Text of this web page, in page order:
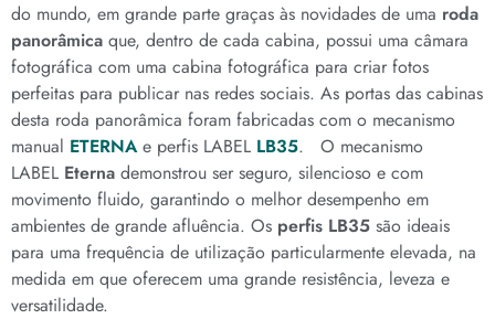
do mundo, em grande parte graças às novidades de uma roda
panorâmica que, dentro de cada cabina, possui uma câmara
fotográfica com uma cabina fotográfica para criar fotos
perfeitas para publicar nas redes sociais. As portas das cabinas
desta roda panorâmica foram fabricadas com o mecanismo
manual ETERNAe perfis LABEL LB35. O mecanismo
LABEL Eterna demonstrou ser seguro, silencioso e com
movimento fluido, garantindo o melhor desempenho em
ambientes de grande afluência. Os perfis LB35 são ideais
para uma frequência de utilização particularmente elevada, na
medida em que oferecem uma grande resistência, leveza e
versatilidade.